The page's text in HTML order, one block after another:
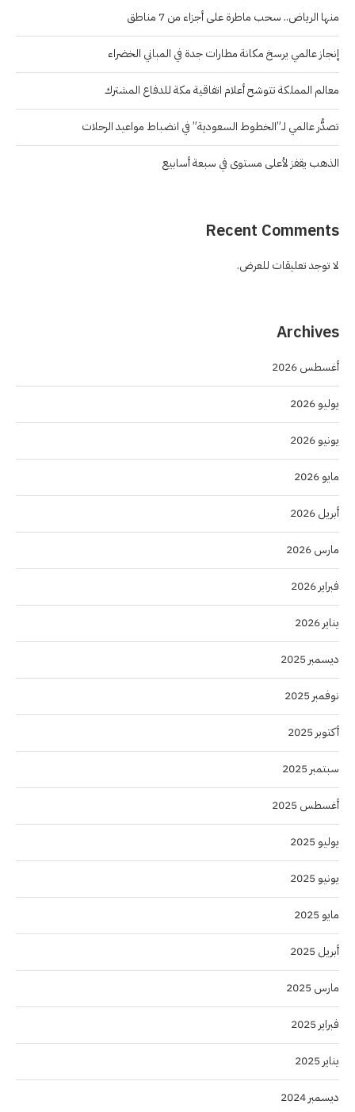
منها الرياض.. سحب ماطرة على أجزاء من 7 مناطق
إنجاز عالمي يرسخ مكانة مطارات جدة في المباني الخضراء
معالم المملكة تتوشح أعلام اتفاقية مكة للدفاع المشترك
تصدُّر عالمي لـ”الخطوط السعودية” في انضباط مواعيد الرحلات
الذهب يقفز لأعلى مستوى في سبعة أسابيع
Recent Comments
لا توجد تعليقات للعرض.
Archives
أغسطس 2026
يوليو 2026
يونيو 2026
مايو 2026
أبريل 2026
مارس 2026
فبراير 2026
يناير 2026
ديسمبر 2025
نوفمبر 2025
أكتوبر 2025
سبتمبر 2025
أغسطس 2025
يوليو 2025
يونيو 2025
مايو 2025
أبريل 2025
مارس 2025
فبراير 2025
يناير 2025
ديسمبر 2024